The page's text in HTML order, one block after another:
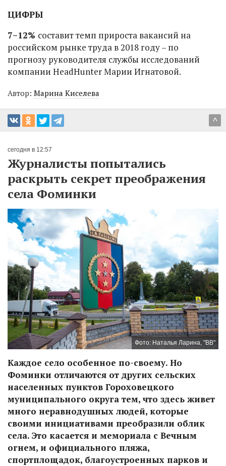
ЦИФРЫ
7–12% составит темп прироста вакансий на
российском рынке труда в 2018 году – по
прогнозу руководителя службы исследований
компании HeadHunter Марии Игнатовой.
Автор: Марина Киселева
^
сегодня в 12:57
Журналисты попытались
раскрыть секрет преображения
села Фоминки
Фото: Наталья Ларина, "ВВ"
Каждое село особенное по-своему. Но
Фоминки отличаются от других сельских
населенных пунктов Гороховецкого
муниципального округа тем, что здесь живет
много неравнодушных людей, которые
своими инициативами преобразили облик
села. Это касается и мемориала с Вечным
огнем, и официального пляжа,
спортплощадок, благоустроенных парков и